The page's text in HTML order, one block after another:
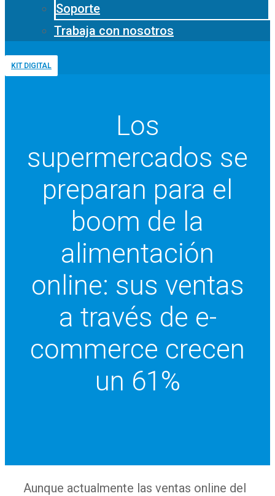
Soporte
Trabaja con nosotros
KIT DIGITAL
Los
supermercados se
preparan para el
boom de la
alimentación
online: sus ventas
a través de e-
commerce crecen
un 61%
Aunque actualmente las ventas online del